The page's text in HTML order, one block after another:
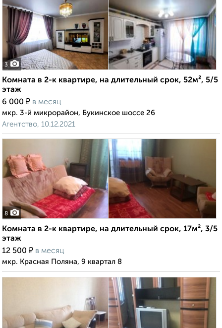
3
Комната в 2-к квартире, на длительный срок, 52м², 5/5
этаж
6 000 ₽ в месяц
мкр. 3-й микрорайон, Букинское шоссе 26
Агентство, 10.12.2021
8
Комната в 2-к квартире, на длительный срок, 17м², 3/5
этаж
12 500 ₽ в месяц
мкр. Красная Поляна, 9 квартал 8